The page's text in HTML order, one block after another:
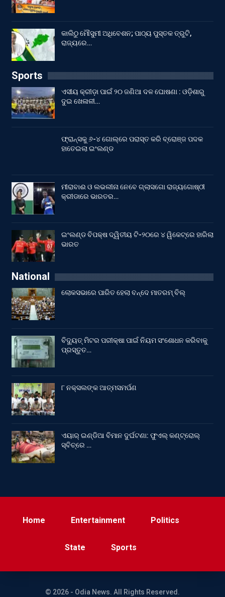
କାଲିଠୁ ମୌସୁମୀ ଅଧିବେଶନ; ପାଠ୍ୟ ପୁସ୍ତକ ତ୍ରୁଟି,
ରାଜ୍ୟରେ…
Sports
ଏସୀୟ କ୍ରୀଡ଼ା ପାଇଁ ୨୦ ଜଣିଆ ଦଳ ଘୋଷଣା : ଓଡ଼ିଶାରୁ
ଦୁଇ ଖେଳାଳୀ…
ଫ୍ରାନ୍ସକୁ ୬-୪ ଗୋଲ୍‌ରେ ପରାସ୍ତ କରି ବ୍ରୋଞ୍ଜ ପଦକ
ହାତେଇଲା ଇଂଲଣ୍ଡ
ମୀରାବାଈ ଓ ଲଭଲୀନା ନେବେ ଗ୍ଲାସଗୋ ରାଜ୍ୟଗୋଷ୍ଠୀ
କ୍ରୀଡାରେ ଭାରତର…
ଇଂଲଣ୍ଡ ବିପକ୍ଷ ଦ୍ୱିତୀୟ ଟି-୨୦ରେ ୪ ୱିକେଟ୍‌ରେ ହାରିଲା
ଭାରତ
National
ଲୋକସଭାରେ ପାରିତ ହେଲା ବନ୍ଦେ ମାତରମ୍‌ ବିଲ୍‌
ବିଦ୍ୟୁତ୍ ମିଟର ପରୀକ୍ଷା ପାଇଁ ନିୟମ ସଂଶୋଧନ କରିବାକୁ
ପ୍ରସ୍ତୁତ…
୮ ନକ୍ସଲଙ୍କ ଆତ୍ମସମର୍ପଣ
ଏୟାର୍ ଇଣ୍ଡିଆ ବିମାନ ଦୁର୍ଘଟଣା: ଫୁଏଲ୍‌ କଣ୍ଟ୍ରୋଲ୍‌
ସ୍ବିଚ୍‌ରେ …
Home Entertainment Politics
State Sports
© 2026 - Odia News. All Rights Reserved.